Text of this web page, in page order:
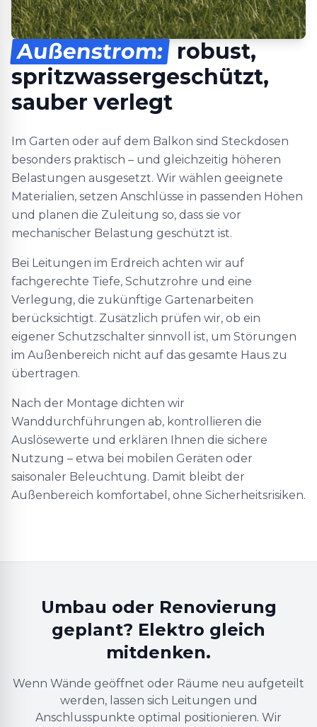
Außenstrom: robust,
spritzwassergeschützt,
sauber verlegt
Im Garten oder auf dem Balkon sind Steckdosen
besonders praktisch – und gleichzeitig höheren
Belastungen ausgesetzt. Wir wählen geeignete
Materialien, setzen Anschlüsse in passenden Höhen
und planen die Zuleitung so, dass sie vor
mechanischer Belastung geschützt ist.
Bei Leitungen im Erdreich achten wir auf
fachgerechte Tiefe, Schutzrohre und eine
Verlegung, die zukünftige Gartenarbeiten
berücksichtigt. Zusätzlich prüfen wir, ob ein
eigener Schutzschalter sinnvoll ist, um Störungen
im Außenbereich nicht auf das gesamte Haus zu
übertragen.
Nach der Montage dichten wir
Wanddurchführungen ab, kontrollieren die
Auslösewerte und erklären Ihnen die sichere
Nutzung – etwa bei mobilen Geräten oder
saisonaler Beleuchtung. Damit bleibt der
Außenbereich komfortabel, ohne Sicherheitsrisiken.
Umbau oder Renovierung
geplant? Elektro gleich
mitdenken.
Wenn Wände geöffnet oder Räume neu aufgeteilt
werden, lassen sich Leitungen und
Anschlusspunkte optimal positionieren. Wir